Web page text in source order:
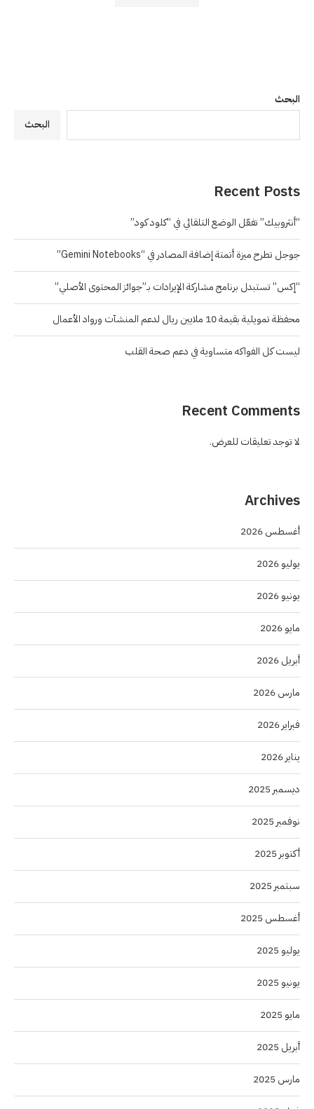
البحث
البحث
Recent Posts
“أنثروبيك” تفعّل الوضع التلقائي في “كلود كود”
جوجل تطرح ميزة أتمتة إضافة المصادر في “Gemini Notebooks”
“إكس” تستبدل برنامج مشاركة الإيرادات بـ”جوائز المحتوى الأصلي”
محفظة تمويلية بقيمة 10 ملايين ريال لدعم المنشآت ورواد الأعمال
ليست كل الفواكه متساوية في دعم صحة القلب
Recent Comments
لا توجد تعليقات للعرض.
Archives
أغسطس 2026
يوليو 2026
يونيو 2026
مايو 2026
أبريل 2026
مارس 2026
فبراير 2026
يناير 2026
ديسمبر 2025
نوفمبر 2025
أكتوبر 2025
سبتمبر 2025
أغسطس 2025
يوليو 2025
يونيو 2025
مايو 2025
أبريل 2025
مارس 2025